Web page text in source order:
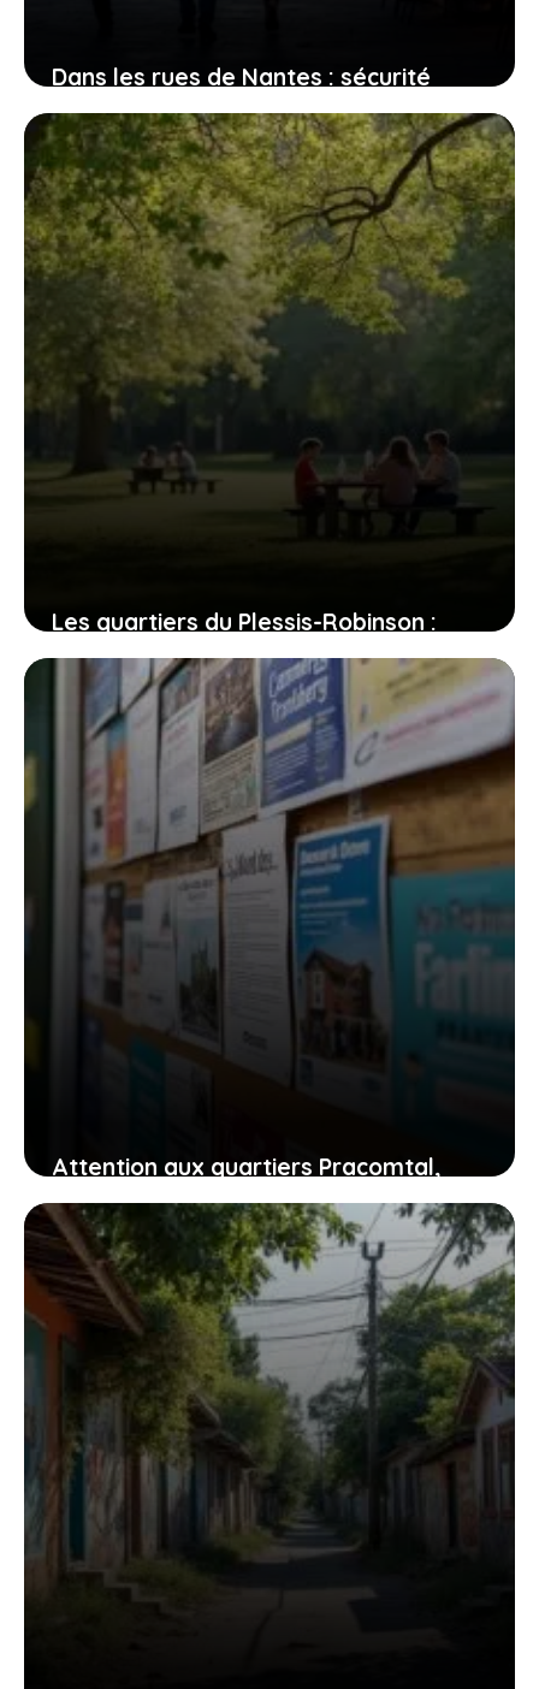
Dans les rues de Nantes : sécurité
perçue et réalités des quartiers
2 août 2026
Les quartiers du Plessis-Robinson :
entre dynamisme et quiétude, où
poser vos valises ?
31 juillet 2026
Attention aux quartiers Pracomtal,
ouest et nord à Montélimar : ce que
vous devez savoir
30 juillet 2026